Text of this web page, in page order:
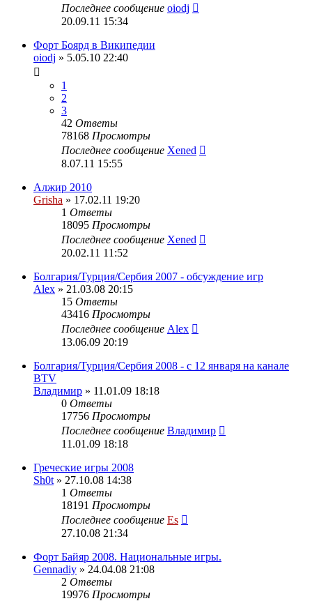
Последнее сообщение oiodj
20.09.11 15:34
Форт Боярд в Википедии
oiodj » 5.05.10 22:40
1
2
3
42 Ответы
78168 Просмотры
Последнее сообщение Xened
8.07.11 15:55
Алжир 2010
Grisha » 17.02.11 19:20
1 Ответы
18095 Просмотры
Последнее сообщение Xened
20.02.11 11:52
Болгария/Турция/Сербия 2007 - обсуждение игр
Alex » 21.03.08 20:15
15 Ответы
43416 Просмотры
Последнее сообщение Alex
13.06.09 20:19
Болгария/Турция/Сербия 2008 - c 12 января на канале
BTV
Владимир » 11.01.09 18:18
0 Ответы
17756 Просмотры
Последнее сообщение Владимир
11.01.09 18:18
Греческие игры 2008
Sh0t » 27.10.08 14:38
1 Ответы
18191 Просмотры
Последнее сообщение Es
27.10.08 21:34
Форт Байяр 2008. Национальные игры.
Gennadiy » 24.04.08 21:08
2 Ответы
19976 Просмотры